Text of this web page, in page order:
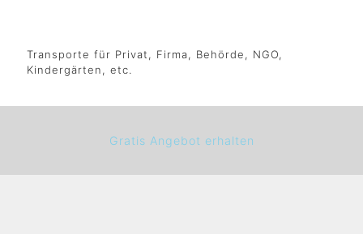
Transporte für Privat, Firma, Behörde, NGO,
Kindergärten, etc.
Gratis Angebot erhalten